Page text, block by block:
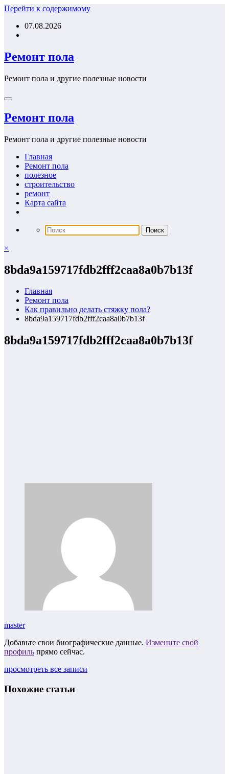
Перейти к содержимому
07.08.2026
Ремонт пола
Ремонт пола и другие полезные новости
Ремонт пола
Ремонт пола и другие полезные новости
Главная
Ремонт пола
полезное
строительство
ремонт
Карта сайта
×
8bda9a159717fdb2fff2caa8a0b7b13f
Главная
Ремонт пола
Как правильно делать стяжку пола?
8bda9a159717fdb2fff2caa8a0b7b13f
8bda9a159717fdb2fff2caa8a0b7b13f
master
Добавьте свои биографические данные. Измените свой
профиль прямо сейчас.
просмотреть все записи
Похожие статьи